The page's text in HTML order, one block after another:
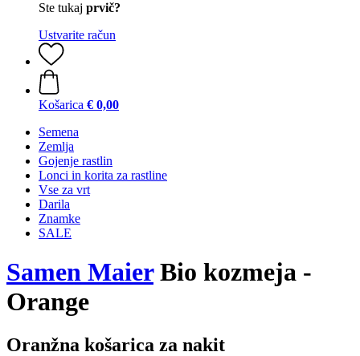
Ste tukaj prvič?
Ustvarite račun
Košarica € 0,00
Semena
Zemlja
Gojenje rastlin
Lonci in korita za rastline
Vse za vrt
Darila
Znamke
SALE
Samen MaierBio kozmeja -
Orange
Oranžna košarica za nakit